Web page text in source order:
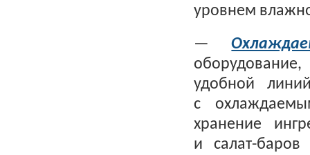
уровнем
—
оборудование,
удобной
с
хранение
и салат-